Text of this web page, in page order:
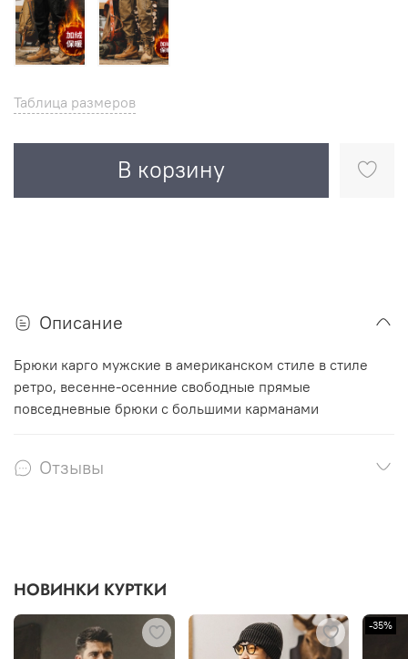
Таблица размеров
В корзину
Описание
Брюки карго мужские в американском стиле в стиле
ретро, весенне-осенние свободные прямые
повседневные брюки с большими карманами
Отзывы
НОВИНКИ КУРТКИ
-35%